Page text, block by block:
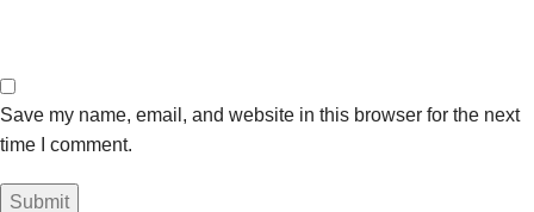
Save my name, email, and website in this browser for the next
time I comment.